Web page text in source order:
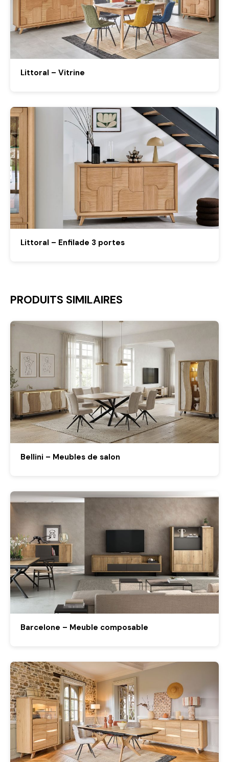
Littoral – Vitrine
Littoral – Enfilade 3 portes
PRODUITS SIMILAIRES
Bellini – Meubles de salon
Barcelone – Meuble composable